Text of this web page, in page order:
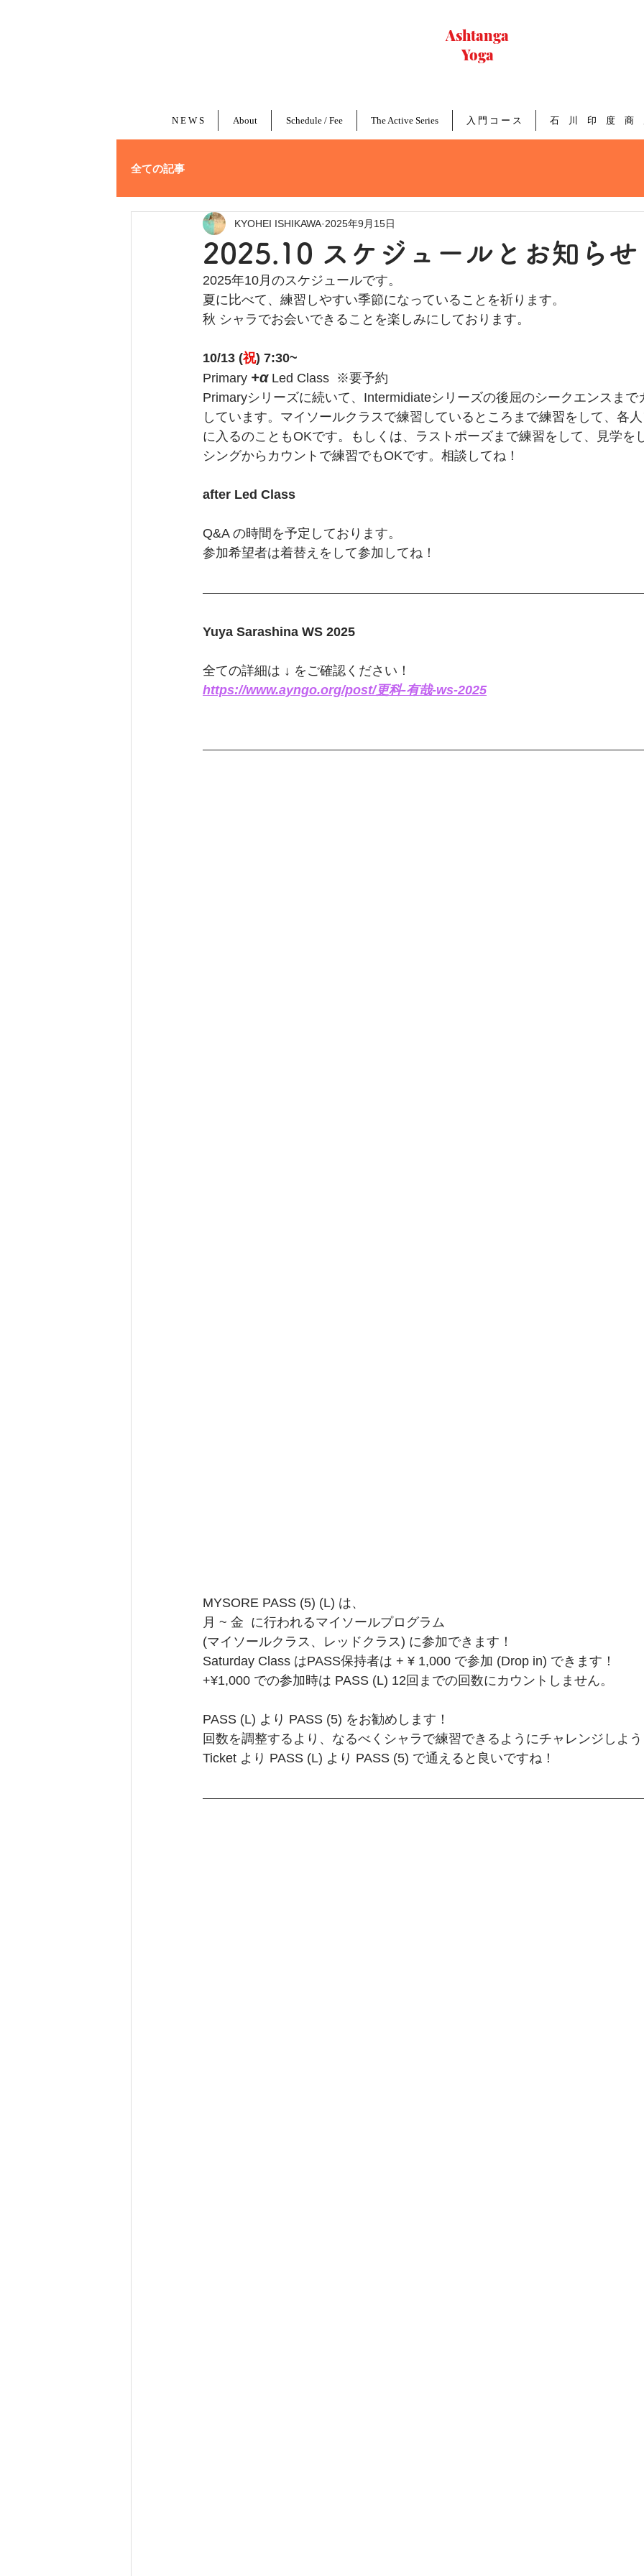
Ashtanga
Yoga
N E W S About Schedule / Fee The Active Series 入 門 コ ー ス 石 川 印 度 商
全ての記事
2025.10 スケジュールとお知らせ
KYOHEI ISHIKAWA 2025年9月15日
2025年10月のスケジュールです。
夏に比べて、練習しやすい季節になっていることを祈ります。
秋 シャラでお会いできることを楽しみにしております。
10/13 (祝) 7:30~
Primary +α Led Class  ※要予約
Primaryシリーズに続いて、Intermidiateシリーズの後屈のシークエンスまで
しています。マイソールクラスで練習しているところまで練習をして、各
に入るのこともOKです。もしくは、ラストポーズまで練習をして、見学を
シングからカウントで練習でもOKです。相談してね！
after Led Class
Q&A の時間を予定しております。
参加希望者は着替えをして参加してね！
Yuya Sarashina WS 2025
全ての詳細は ↓ をご確認ください！
https://www.ayngo.org/post/更科-有哉-ws-2025
MYSORE PASS (5) (L) は、
月 ~ 金  に行われるマイソールプログラム
(マイソールクラス、レッドクラス) に参加できます！
Saturday Class はPASS保持者は + ¥ 1,000 で参加 (Drop in) できます！
+¥1,000 での参加時は PASS (L) 12回までの回数にカウントしません。
PASS (L) より PASS (5) をお勧めします！
回数を調整するより、なるべくシャラで練習できるようにチャレンジしよ
Ticket より PASS (L) より PASS (5) で通えると良いですね！